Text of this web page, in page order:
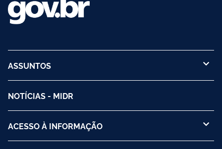
ASSUNTOS
NOTÍCIAS - MIDR
ACESSO À INFORMAÇÃO